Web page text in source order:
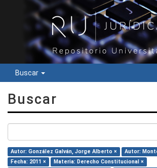
Buscar
Buscar
Autor: González Galván, Jorge Alberto ×
Autor:
Fecha: 2011 ×
Materia: Derecho Constitucional ×